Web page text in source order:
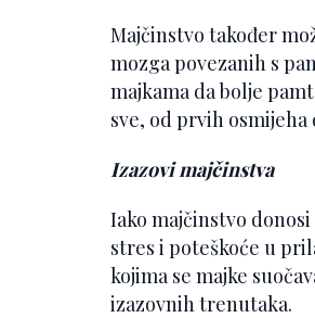
Majčinstvo također
mozga povezanih s
majkama da bolje
sve, od prvih
Izazovi majčinstva
Iako majčinstvo
stres i poteškoće u
kojima se majke
izazovnih trenutaka.